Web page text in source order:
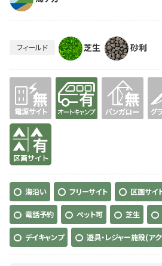
フィールド 芝生 砂利
無 有り
有り
海沿い フリーサイト 区画サイ
電話予約 ペット可 芝生
デイキャンプ 遊具・レジャー施設(ア